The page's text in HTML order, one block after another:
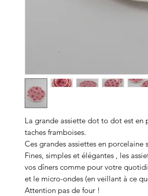
La grande assiette dot to dot est en
taches framboises.
Ces grandes assiettes en
Fines, simples et élégantes , les
vos dîners comme pour votre
et le micro-ondes (en veillant à ce
Attention pas de four !